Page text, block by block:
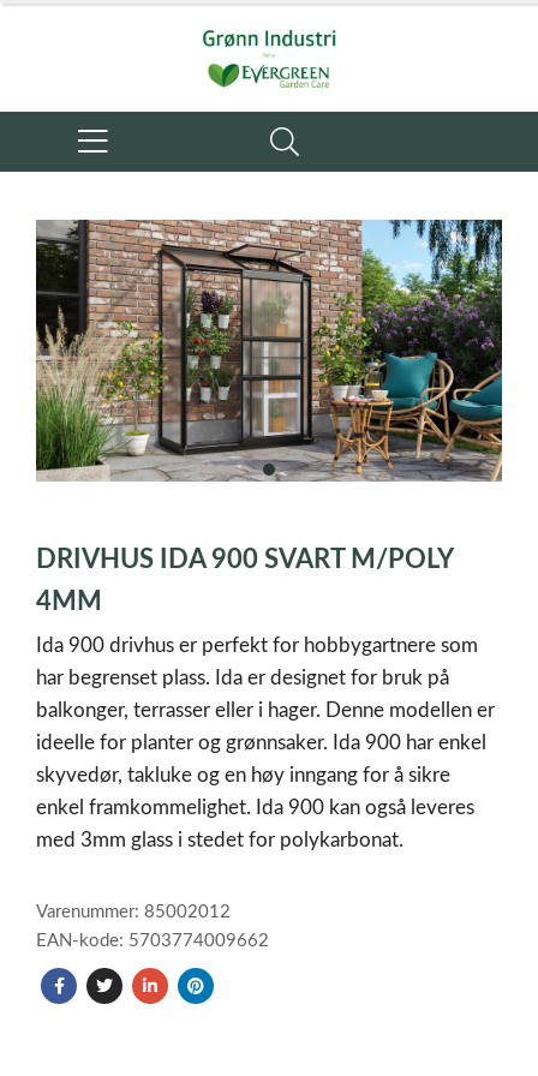
item
of
1
DRIVHUS IDA 900 SVART M/POLY
4MM
Ida 900 drivhus er perfekt for hobbygartnere som
har begrenset plass. Ida er designet for bruk på
balkonger, terrasser eller i hager. Denne modellen er
ideelle for planter og grønnsaker. Ida 900 har enkel
skyvedør, takluke og en høy inngang for å sikre
enkel framkommelighet. Ida 900 kan også leveres
med 3mm glass i stedet for polykarbonat.
Varenummer: 85002012
EAN-kode: 5703774009662